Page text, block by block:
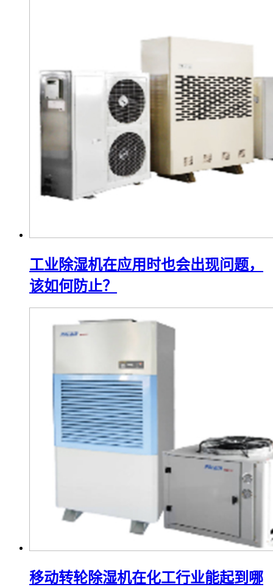
工业除湿机在应用时也会出现问题，
该如何防止？
移动转轮除湿机在化工行业能起到哪